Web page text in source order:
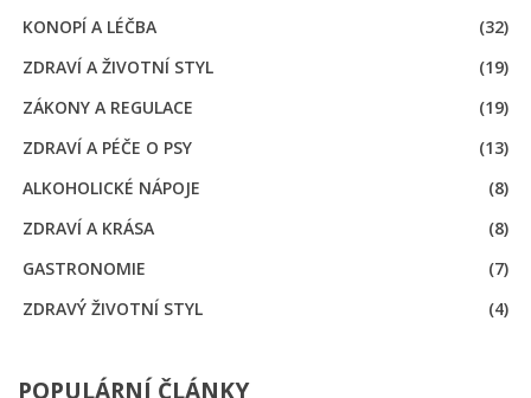
KONOPÍ A LÉČBA
(32)
ZDRAVÍ A ŽIVOTNÍ STYL
(19)
ZÁKONY A REGULACE
(19)
ZDRAVÍ A PÉČE O PSY
(13)
ALKOHOLICKÉ NÁPOJE
(8)
ZDRAVÍ A KRÁSA
(8)
GASTRONOMIE
(7)
ZDRAVÝ ŽIVOTNÍ STYL
(4)
POPULÁRNÍ ČLÁNKY